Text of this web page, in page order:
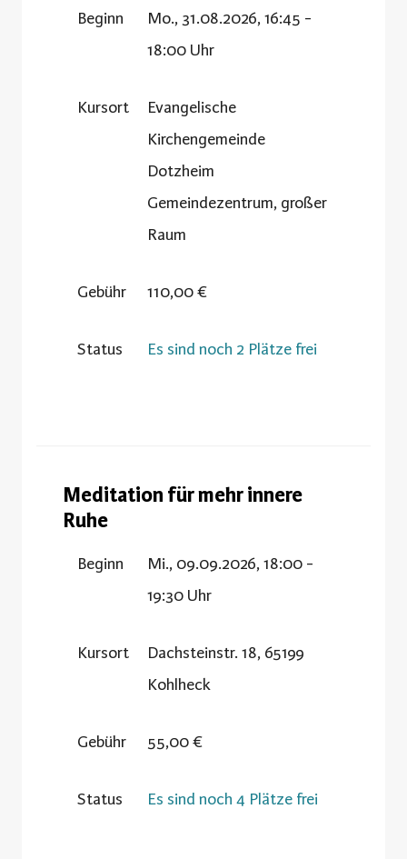
Beginn
Mo., 31.08.2026, 16:45 -
18:00 Uhr
Kursort
Evangelische
Kirchengemeinde
Dotzheim
Gemeindezentrum, großer
Raum
Gebühr 110,00 €
Status Es sind noch 2 Plätze frei
Meditation für mehr innere
Ruhe
Beginn
Mi., 09.09.2026, 18:00 -
19:30 Uhr
Kursort
Dachsteinstr. 18, 65199
Kohlheck
Gebühr 55,00 €
Status Es sind noch 4 Plätze frei